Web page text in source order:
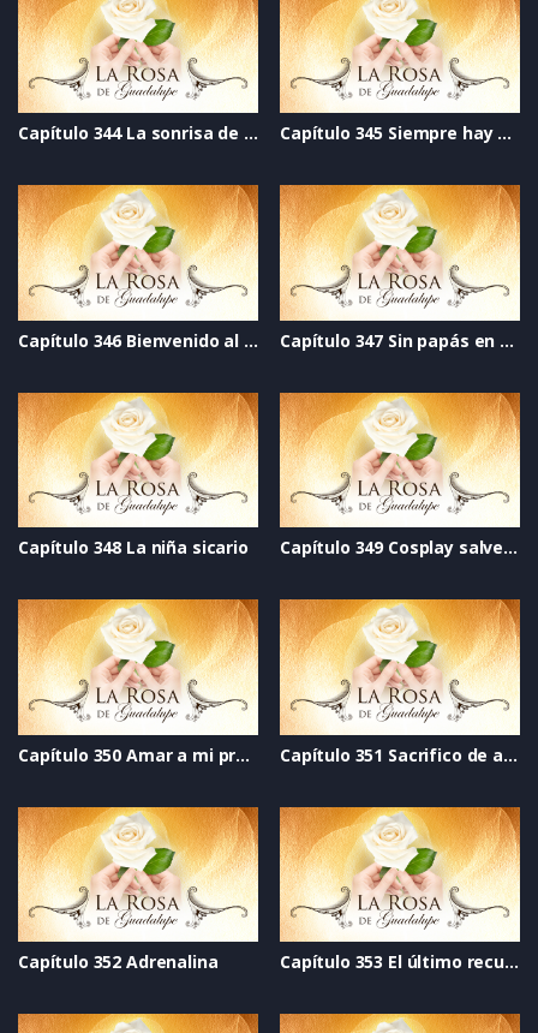
Capítulo 344 La sonrisa de un ángel Capítulo 345 Siempre hay una puerta abierta
Capítulo 346 Bienvenido al SIDA Capítulo 347 Sin papás en casa
Capítulo 348 La niña sicario Capítulo 349 Cosplay salvemos al mundo
Capítulo 350 Amar a mi propia hermana Capítulo 351 Sacrifico de amor
Capítulo 352 Adrenalina Capítulo 353 El último recuerdo